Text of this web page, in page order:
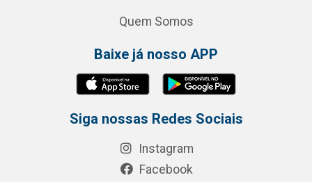
Quem Somos
Baixe já nosso APP
Siga nossas Redes Sociais
Instagram
Facebook